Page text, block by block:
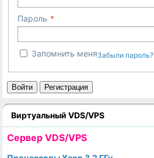
Пароль
Запомнить меняЗабыли пароль?
Войти Регистрация
Виртуальный VDS/VPS
Cервер VDS/VPS